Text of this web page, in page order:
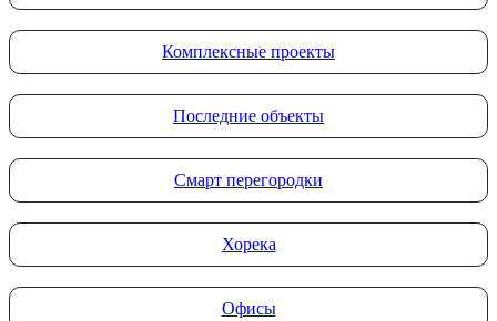
Комплексные проекты
Последние объекты
Смарт перегородки
Хорека
Офисы